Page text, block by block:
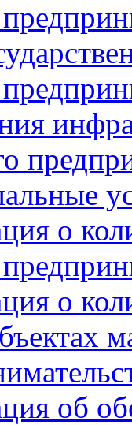
о
о
об